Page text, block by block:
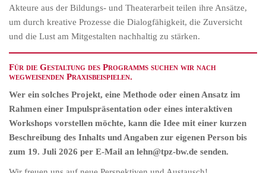
Akteure aus der Bildungs- und Theaterarbeit teilen ihre Ansätze,
um durch kreative Prozesse die Dialogfähigkeit, die Zuversicht
und die Lust am Mitgestalten nachhaltig zu stärken.
Für die Gestaltung des Programms suchen wir nach
wegweisenden Praxisbeispielen.
Wer ein solches Projekt, eine Methode oder einen Ansatz im
Rahmen einer Impulspräsentation oder eines interaktiven
Workshops vorstellen möchte, kann die Idee mit einer kurzen
Beschreibung des Inhalts und Angaben zur eigenen Person bis
zum 19. Juli 2026 per E-Mail an lehn@tpz-bw.de senden.